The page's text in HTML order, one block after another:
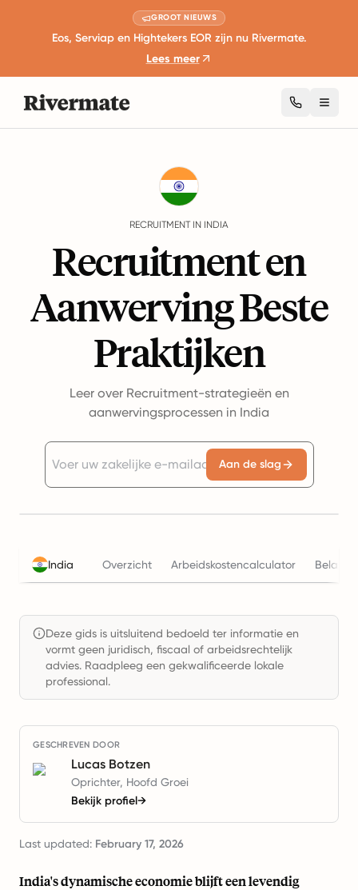
GROOT NIEUWS
Eos, Serviap en Hightekers EOR zijn nu Rivermate.
Lees meer
RECRUITMENT IN INDIA
Recruitment en
Aanwerving Beste
Praktijken
Leer over Recruitment-strategieën en
aanwervingsprocessen in India
Aan de slag
India Overzicht Arbeidskostencalculator
Deze gids is uitsluitend bedoeld ter informatie en
vormt geen juridisch, fiscaal of arbeidsrechtelijk
advies. Raadpleeg een gekwalificeerde lokale
professional.
GESCHREVEN DOOR
Lucas Botzen
Oprichter, Hoofd Groei
Bekijk profiel→
Last updated: February 17, 2026
India's dynamische economie blijft een levendig